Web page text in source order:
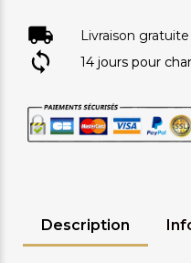
Livraison
14 jours pour
Description